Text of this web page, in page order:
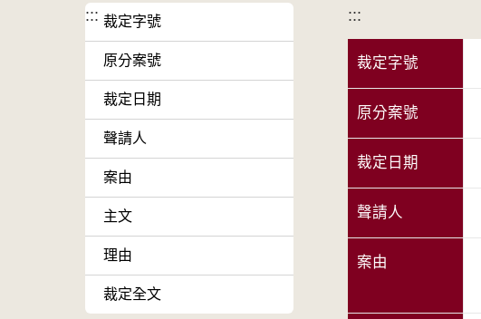
::: 裁定字號
原分案號
裁定日期
聲請人
案由
主文
理由
裁定全文
:::
裁定字號
原分案號
裁定日期
聲請人
案由